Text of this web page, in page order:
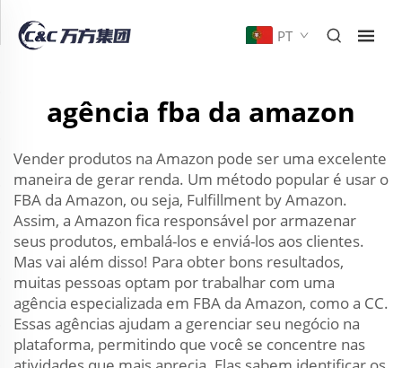
PT
agência fba da amazon
Vender produtos na Amazon pode ser uma excelente
maneira de gerar renda. Um método popular é usar o
FBA da Amazon, ou seja, Fulfillment by Amazon.
Assim, a Amazon fica responsável por armazenar
seus produtos, embalá-los e enviá-los aos clientes.
Mas vai além disso! Para obter bons resultados,
muitas pessoas optam por trabalhar com uma
agência especializada em FBA da Amazon, como a CC.
Essas agências ajudam a gerenciar seu negócio na
plataforma, permitindo que você se concentre nas